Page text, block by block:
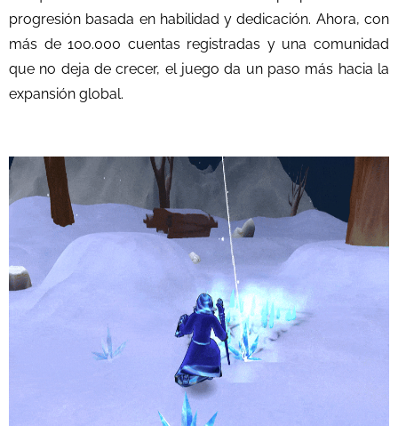
progresión basada en habilidad y dedicación. Ahora, con
más de 100.000 cuentas registradas y una comunidad
que no deja de crecer, el juego da un paso más hacia la
expansión global.